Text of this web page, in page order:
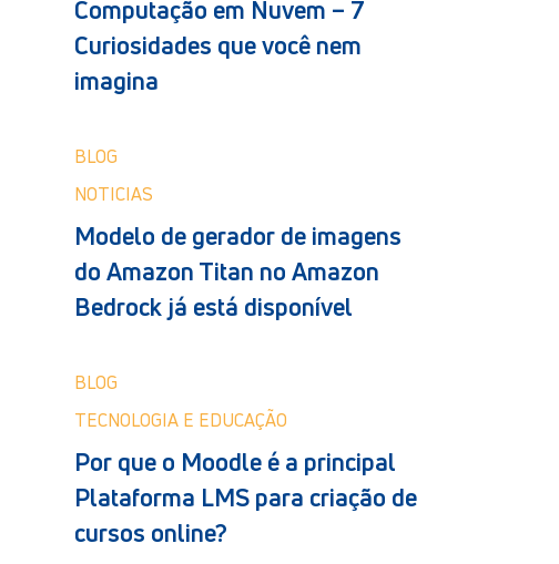
Computação em Nuvem – 7
Curiosidades que você nem
imagina
BLOG
NOTICIAS
Modelo de gerador de imagens
do Amazon Titan no Amazon
Bedrock já está disponível
BLOG
TECNOLOGIA E EDUCAÇÃO
Por que o Moodle é a principal
Plataforma LMS para criação de
cursos online?